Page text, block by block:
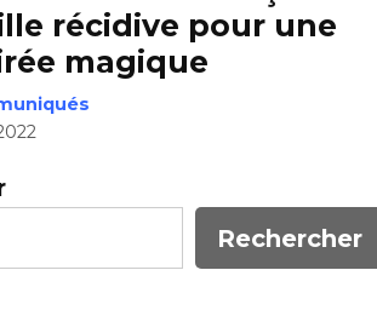
récidive pour une
magique
Rechercher